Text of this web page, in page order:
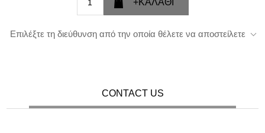
Επιλέξτε τη διεύθυνση από την οποία θέλετε να αποστείλετε
CONTACT US